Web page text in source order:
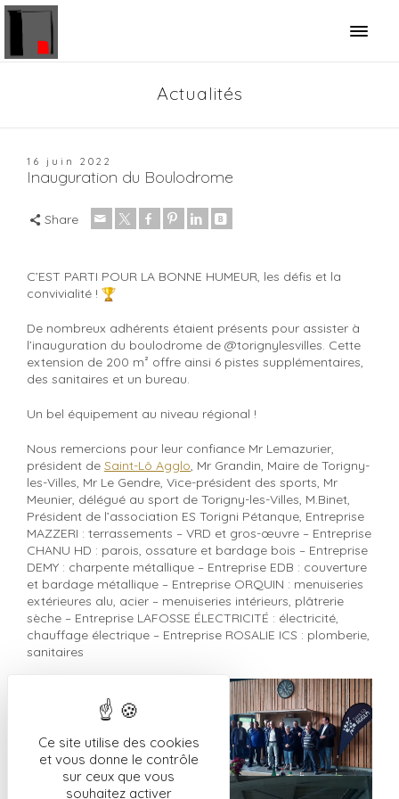
Panneau de gestion des cookies
Ce site utilise des cookies
et vous donne le contrôle
sur ceux que vous
souhaitez activer
Actualités
16 juin 2022
Inauguration du Boulodrome
Share
C’EST PARTI POUR LA BONNE HUMEUR, les défis et la
convivialité !
De nombreux adhérents étaient présents pour assister à
l’inauguration du boulodrome de @torignylesvilles. Cette
extension de 200 m² offre ainsi 6 pistes supplémentaires,
des sanitaires et un bureau.
Un bel équipement au niveau régional !
Nous remercions pour leur confiance Mr Lemazurier,
président de Saint-Lô Agglo, Mr Grandin, Maire de Torigny-
les-Villes, Mr Le Gendre, Vice-président des sports, Mr
Meunier, délégué au sport de Torigny-les-Villes, M.Binet,
Président de l’association ES Torigni Pétanque, Entreprise
MAZZERI : terrassements – VRD et gros-œuvre – Entreprise
CHANU HD : parois, ossature et bardage bois – Entreprise
DEMY : charpente métallique – Entreprise EDB : couverture
et bardage métallique – Entreprise ORQUIN : menuiseries
extérieures alu, acier – menuiseries intérieurs, plâtrerie
sèche – Entreprise LAFOSSE ÉLECTRICITÉ : électricité,
chauffage électrique – Entreprise ROSALIE ICS : plomberie,
sanitaires